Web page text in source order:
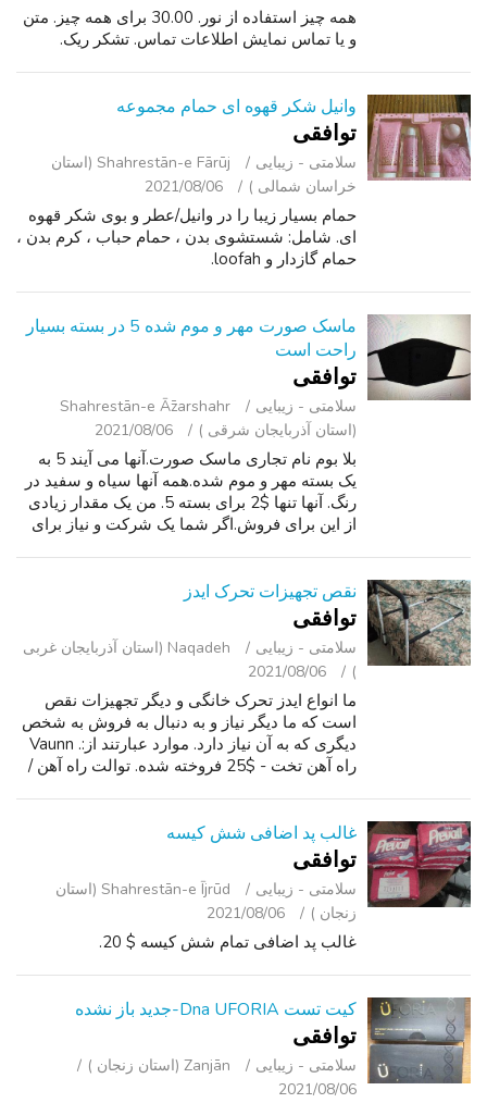
همه چیز استفاده از نور. 30.00 برای همه چیز. متن
و یا تماس نمایش اطلاعات تماس. تشکر ریک.
وانیل شکر قهوه ای حمام مجموعه
توافقی
سلامتی - زیبایی
Shahrestān-e Fārūj (استان
خراسان شمالی )
2021/08/06
حمام بسیار زیبا را در وانیل/عطر و بوی شکر قهوه
ای. شامل: شستشوی بدن ، حمام حباب ، کرم بدن ،
حمام گازدار و loofah.
ماسک صورت مهر و موم شده 5 در بسته بسیار
راحت است
توافقی
سلامتی - زیبایی
Shahrestān-e Āz̄arshahr
(استان آذربایجان شرقی )
2021/08/06
بلا بوم نام تجاری ماسک صورت.آنها می آیند 5 به
یک بسته مهر و موم شده.همه آنها سیاه و سفید در
رنگ. آنها تنها $2 برای بسته 5. من یک مقدار زیادی
از این برای فروش.اگر شما یک شرکت و نیاز برای
نقص تجهیزات تحرک ایدز
توافقی
سلامتی - زیبایی
Naqadeh (استان آذربایجان غربی
)
2021/08/06
ما انواع ایدز تحرک خانگی و دیگر تجهیزات نقص
است که ما دیگر نیاز و به دنبال به فروش به شخص
دیگری که به آن نیاز دارد. موارد عبارتند از:. Vaunn
راه آهن تخت - $25 فروخته شده. توالت راه آهن /
غالب پد اضافی شش کیسه
توافقی
سلامتی - زیبایی
Shahrestān-e Ījrūd (استان
زنجان )
2021/08/06
غالب پد اضافی تمام شش کیسه $ 20.
کیت تست Dna UFORIA-جدید باز نشده
توافقی
سلامتی - زیبایی
Zanjān (استان زنجان )
2021/08/06